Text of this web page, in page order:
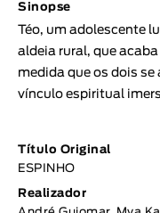
TÓPICOS
Tópicos
Sinopse
Téo, um adolescente
aldeia rural, que
medida que os dois
vínculo espiritual
Título Original
ESPINHO
Realizador